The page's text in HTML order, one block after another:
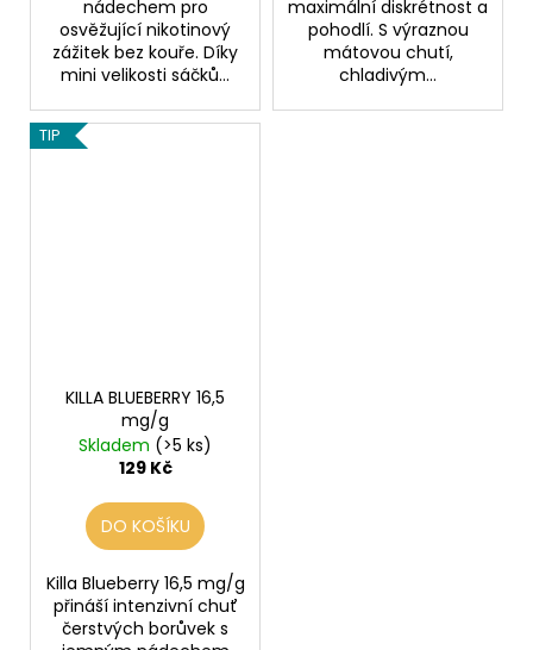
nádechem pro
osvěžující nikotinový
zážitek bez kouře. Díky
mini velikosti sáčků...
maximální diskrétnost a
pohodlí. S výraznou
mátovou chutí,
chladivým...
TIP
KILLA BLUEBERRY 16,5
mg/g
Skladem (>5 ks)
129 Kč
DO KOŠÍKU
Killa Blueberry 16,5 mg/g
přináší intenzivní chuť
čerstvých borůvek s